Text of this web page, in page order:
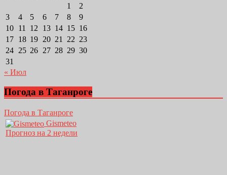
1
2
3
4 5 6 7 8
9
10 11 12 13 14 15 16
17 18 19 20 21 22 23
24 25 26 27 28 29 30
31
« Июл
Погода в Таганроге
Погода в Таганроге
Gismeteo
Прогноз на 2 недели